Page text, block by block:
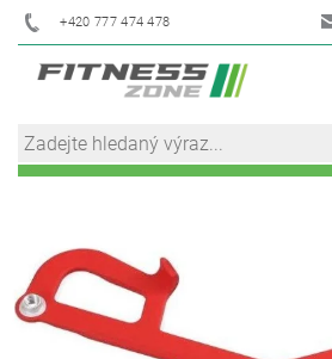
+420 777 474 478